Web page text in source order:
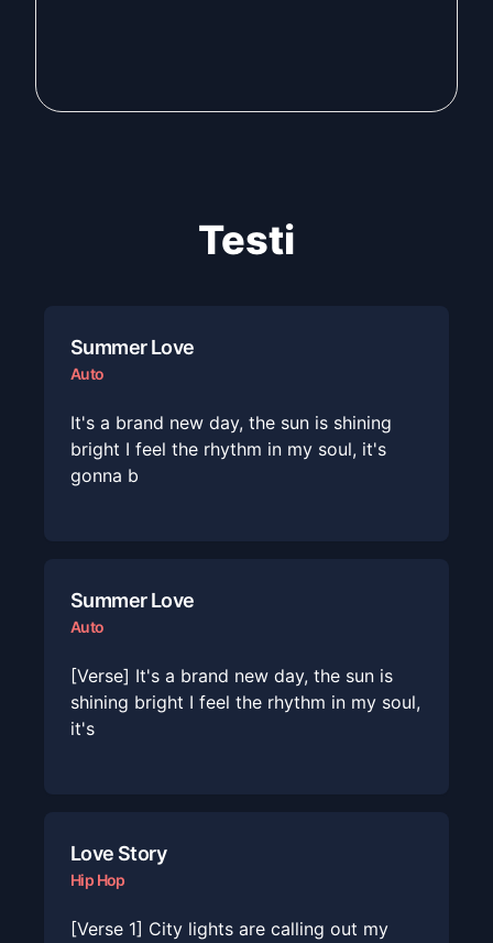
Testi
Summer Love
Auto
It's a brand new day, the sun is shining
bright I feel the rhythm in my soul, it's
gonna b
Summer Love
Auto
[Verse] It's a brand new day, the sun is
shining bright I feel the rhythm in my soul,
it's
Love Story
Hip Hop
[Verse 1] City lights are calling out my